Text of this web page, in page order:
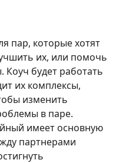
пар, которые хотят
их, или помочь
будет работать
их комплексы,
изменить
в паре.
имеет основную
партнерами